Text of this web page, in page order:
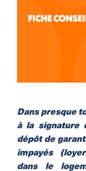
Dans presque
à la signature
dépôt de
impayés
dans le